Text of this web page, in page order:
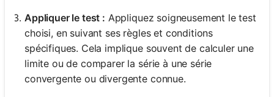
Appliquer le test : Appliquez soigneusement le test
choisi, en suivant ses règles et conditions
spécifiques. Cela implique souvent de calculer une
limite ou de comparer la série à une série
convergente ou divergente connue.